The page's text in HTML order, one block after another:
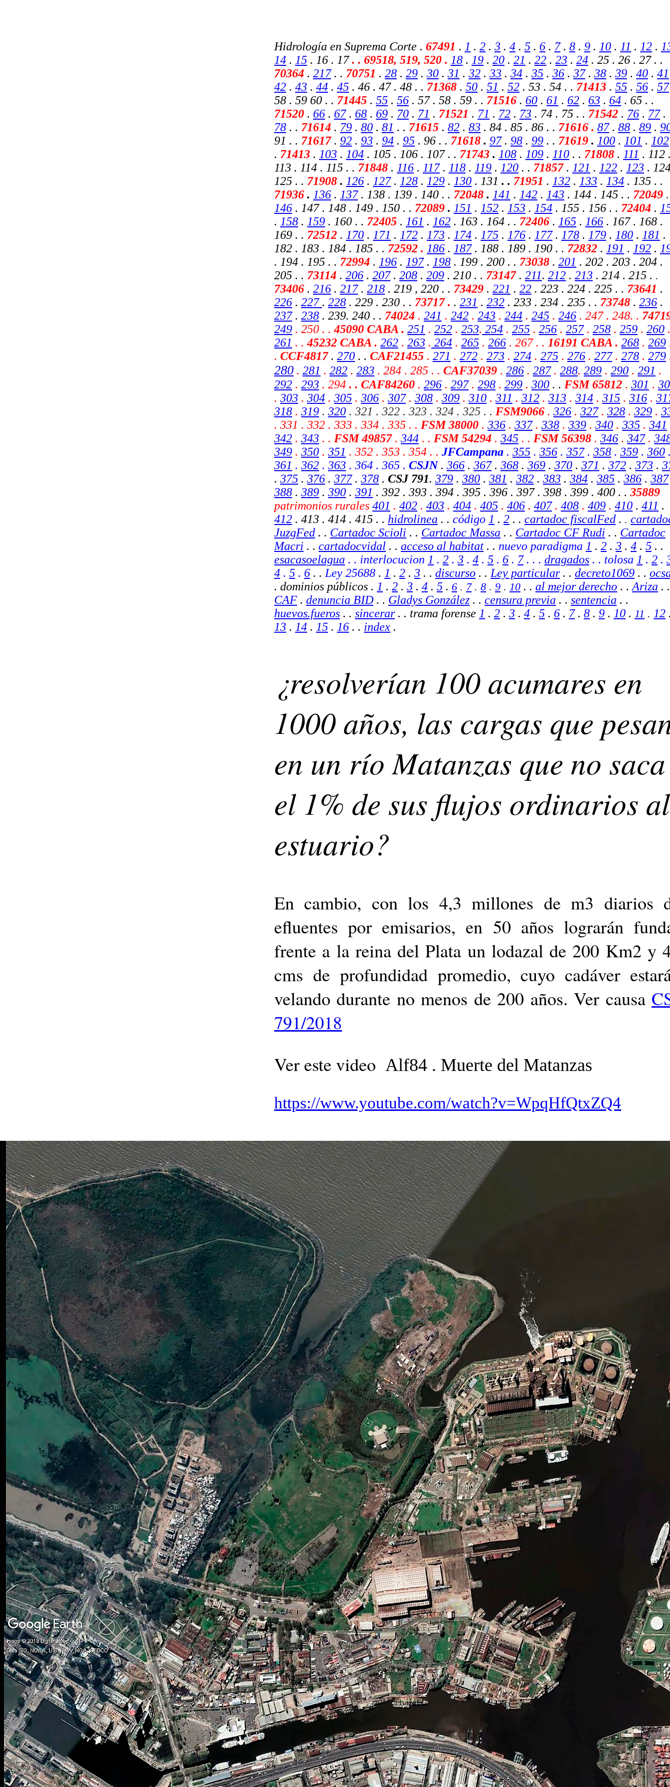
Hidrología en Suprema Corte . 67491 . 1 . 2 . 3 . 4 . 5 . 6 . 7. 8 . 9 . 10 . 11 . 12 .
14 . 15 . 16 . 17. . 69518, 519, 520 . 18 . 19 . 20 . 21 . 22 . 23 . 24 . 25 . 26 . 27 . .
70364 . 217. . 70751 . 28 . 29 . 30 . 31 . 32 . 33 . 34 . 35 . 36 . 37. 38 . 39 . 40 . 41
42 . 43 . 44 . 45 . 46 . 47 . 48 . . 71368 . 50 . 51 . 52 . 53 . 54 . . 71413 . 55 . 56 . 57
58 . 59 60 . . 71445 . 55 . 56 . 57 . 58 . 59 . . 71516 . 60 . 61 . 62 . 63 . 64 . 65 . .
71520 . 66 . 67. 68 . 69 . 70 . 71 . 71521 . 71 . 72 . 73 . 74 . 75 . . 71542 . 76 . 77.
78 . . 71614 . 79 . 80 . 81 . . 71615 . 82 . 83 . 84 . 85 . 86 . . 71616 . 87. 88 . 89 .
91 . . 71617 . 92 . 93 . 94 . 95 . 96 . . 71618 . 97. 98 . 99 . . 71619 . 100 . 101 . 102
. 71413 . 103 . 104 . 105 . 106 . 107 . . 71743 . 108 . 109 . 110 . . 71808 . 111 . 112
113 . 114 . 115 . . 71848 . 116 . 117. 118 . 119 . 120 . . 71857. 121 . 122 . 123 .
125 . . 71908 . 126 . 127 . 128 . 129 . 130 . 131 . . 71951 . 132 . 133 . 134 . 135 . .
71936 . 136 . 137. 138 . 139 . 140 . . 72048 . 141 . 142 . 143 . 144 . 145 . . 72049 .
146 . 147 . 148 . 149 . 150 . . 72089 . 151 . 152 . 153 . 154 . 155 . 156 . . 72404 .
. 158 . 159 . 160 . . 72405 . 161 . 162 . 163 . 164 . . 72406 . 165 . 166 . 167 . 168 .
169 . . 72512 . 170 . 171 . 172 . 173 . 174 . 175 . 176 . 177. 178 . 179 . 180 . 181 .
182 . 183 . 184 . 185 . . 72592 . 186 . 187. 188 . 189 . 190 . . 72832 . 191 . 192 .
. 194 . 195 . . 72994 . 196 . 197. 198 . 199 . 200 . . 73038 . 201 . 202 . 203 . 204 .
205 . . 73114 . 206 . 207. 208 . 209 . 210 . . 73147. 211. 212 . 213 . 214 . 215 . .
73406 . 216 . 217. 218 . 219 , 220 . . 73429 . 221 . 22 . 223 . 224 . 225 . . 73641 .
226 . 227 . 228 . 229 . 230 . . 73717 . . 231 . 232 . 233 . 234 . 235 . . 73748 . 236 .
237. 238 . 239. 240 . . 74024 . 241 . 242 . 243 . 244 . 245 . 246 . 247 . 248. .
249 . 250 . .45090 CABA . 251 . 252 . 253. 254 . 255 . 256 . 257. 258 . 259 . 260 .
261 . .45232 CABA . 262 . 263 . 264 . 265 . 266 . 267 . . 16191 CABA . 268 . 269
. CCF4817. 270 . . CAF21455 . 271 . 272 . 273 . 274 . 275 . 276 . 277. 278 . 279
280 . 281 . 282 . 283 . 284 . 285 . . CAF37039 . 286 . 287. 288. 289 . 290 . 291 .
292 . 293 . 294 . . CAF84260 . 296 . 297. 298 . 299 . 300 . . FSM 65812 . 301 .
. 303 . 304 . 305 . 306 . 307. 308 . 309 . 310 . 311 . 312 . 313 . 314 . 315 . 316 .
318 . 319 . 320 . 321 . 322 . 323 . 324 . 325 . . FSM9066 . 326 . 327. 328 . 329 .
. 331 . 332 . 333 . 334 . 335 . . FSM 38000 . 336 . 337. 338 . 339 . 340 . 335 . 341
342 . 343 . . FSM 49857. 344 . . FSM 54294 . 345 . . FSM 56398 . 346 . 347.
349 . 350 . 351 . 352 . 353 . 354 . . JFCampana . 355 . 356 . 357. 358 . 359 . 360
361 . 362 . 363 . 364 . 365 . CSJN . 366 . 367. 368 . 369 . 370 . 371 . 372 . 373 .
. 375 . 376 . 377. 378 . CSJ 791. 379 . 380 . 381 . 382 . 383 . 384 . 385 . 386 . 387
388 . 389 . 390 . 391 . 392 . 393 . 394 . 395 . 396 . 397 . 398 . 399 . 400 . . 35889
patrimonios rurales 401 . 402 . 403 . 404 . 405 . 406 . 407. 408 . 409 . 410 . 411 .
412 . 413 . 414 . 415 . . hidrolinea . . código 1 . 2 . . cartadoc fiscalFed . .
JuzgFed . . Cartadoc Scioli . . Cartadoc Massa . . Cartadoc CF Rudi . . Cartadoc
Macri . . cartadocvidal . . acceso al habitat . . nuevo paradigma 1 . 2 . 3 . 4 . 5 . .
esacasoelagua . . interlocucion 1 . 2 . 3 . 4 . 5 . 6 . 7. . . dragados . . tolosa 1 . 2 .
4 . 5 . 6 . . Ley 25688 . 1 . 2 . 3 . . discurso . . Ley particular. . decreto1069 . .
. dominios públicos . 1 . 2 . 3 . 4 . 5 . 6 . 7 . 8 . 9 . 10 . . al mejor derecho . . Ariza . .
CAF . denuncia BID . . Gladys González . . censura previa . . sentencia . .
huevos.fueros . . sincerar. . trama forense 1 . 2 . 3 . 4 . 5 . 6 . 7. 8 . 9 . 10 . 11 . 12
13 . 14 . 15 . 16 . . index .
¿resolverían 100 acumares en
1000 años, las cargas que
en un río Matanzas que no saca
el 1% de sus flujos ordinarios al
estuario?
En cambio, con los 4,3 millones de m3 diarios
efluentes por emisarios, en 50 años lograrán
frente a la reina del Plata un lodazal de 200 Km2 y
cms de profundidad promedio, cuyo cadáver
velando durante no menos de 200 años. Ver causa
791/2018
Ver este video Alf84 . Muerte del Matanzas
https://www.youtube.com/watch?v=WpqHfQtxZQ4